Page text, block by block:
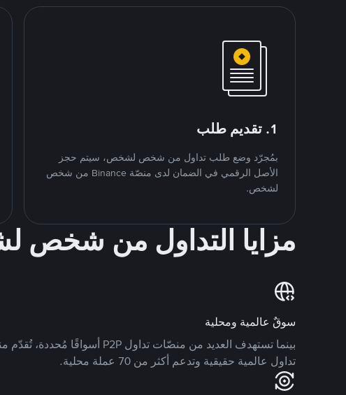
1. تقديم طلب
بمُجرّد وضع طلب تداول من شخص لشخص، سيتم حجز
الأصل الرقمي في الضمان لدى منصّة Binance من شخص
لشخص.
مزايا التداول من
سوقٌ عالمية ومحلية
تداول عالمية حقيقية وتدعم أكثر من 70 عملة محلية.